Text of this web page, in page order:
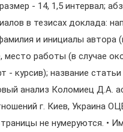
- 14, 1,5 интервал;
в тезисах доклада:
и инициалы
место работы (в случае
- курсив); название
анализ Коломиец Д.А.
г. Киев,
не нумеруются. •